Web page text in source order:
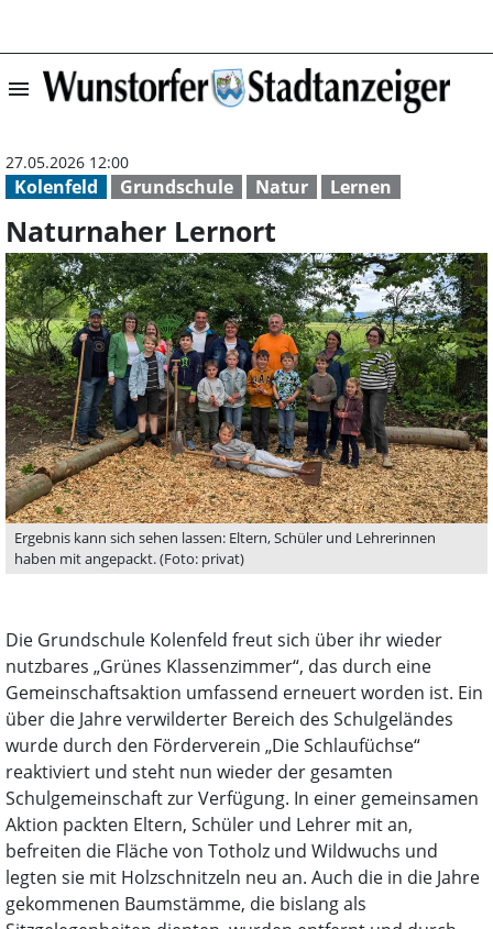
menu Naturnaher
Kolenfeld Grundschule Natur Lernen
27.05.2026 12:00
Naturnaher Lernort
Ergebnis kann sich sehen lassen: Eltern, Schüler und Lehrerinnen
haben mit angepackt. (Foto: privat)
Die Grundschule Kolenfeld freut sich über ihr wieder
nutzbares „Grünes Klassenzimmer“, das durch eine
Gemeinschaftsaktion umfassend erneuert worden ist. Ein
über die Jahre verwilderter Bereich des Schulgeländes
wurde durch den Förderverein „Die Schlaufüchse“
reaktiviert und steht nun wieder der gesamten
Schulgemeinschaft zur Verfügung. In einer gemeinsamen
Aktion packten Eltern, Schüler und Lehrer mit an,
befreiten die Fläche von Totholz und Wildwuchs und
legten sie mit Holzschnitzeln neu an. Auch die in die Jahre
gekommenen Baumstämme, die bislang als